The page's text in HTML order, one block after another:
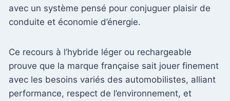
avec un système pensé pour conjuguer plaisir de
conduite et économie d’énergie.
Ce recours à l’hybride léger ou rechargeable
prouve que la marque française sait jouer finement
avec les besoins variés des automobilistes, alliant
performance, respect de l’environnement, et